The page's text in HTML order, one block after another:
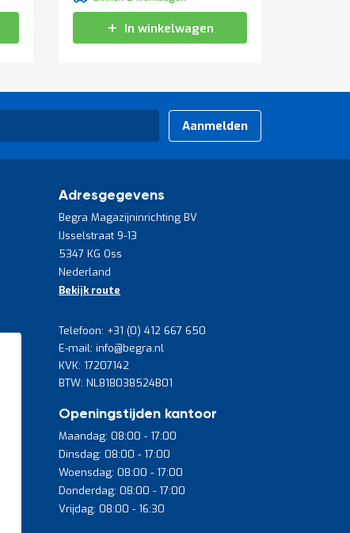
In winkelwagen
Aanmelden
Adresgegevens
Begra Magazijninrichting BV
IJsselstraat 9-13
5347 KG Oss
Nederland
Bekijk route
Telefoon: +31 (0) 412 667 650
E-mail: info@begra.nl
KVK: 17207142
BTW: NL818038524B01
Openingstijden kantoor
Maandag: 08:00 - 17:00
Dinsdag: 08:00 - 17:00
Woensdag: 08:00 - 17:00
Donderdag: 08:00 - 17:00
Vrijdag: 08:00 - 16:30